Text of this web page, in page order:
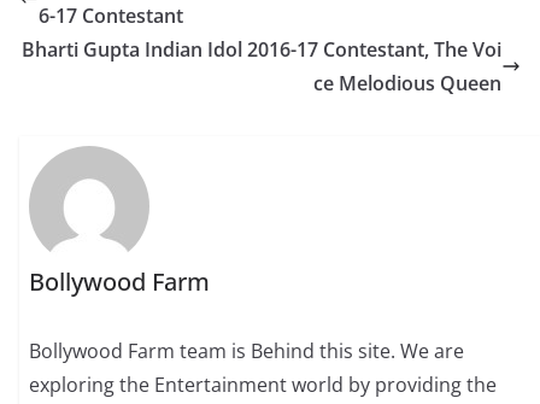
6-17 Contestant
Bharti Gupta Indian Idol 2016-17 Contestant, The Voi
ce Melodious Queen
Bollywood Farm
Bollywood Farm team is Behind this site. We are
exploring the Entertainment world by providing the